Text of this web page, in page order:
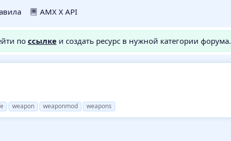
AMX X API
поссылке и создать ресурс в нужной категории форума.
weapon weaponmod weapons